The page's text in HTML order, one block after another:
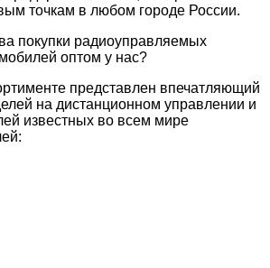
точкам в любом городе России.
покупки радиоуправляемых
оптом у нас?
представлен впечатляющий
на дистанционном управлении и
известных во всем мире